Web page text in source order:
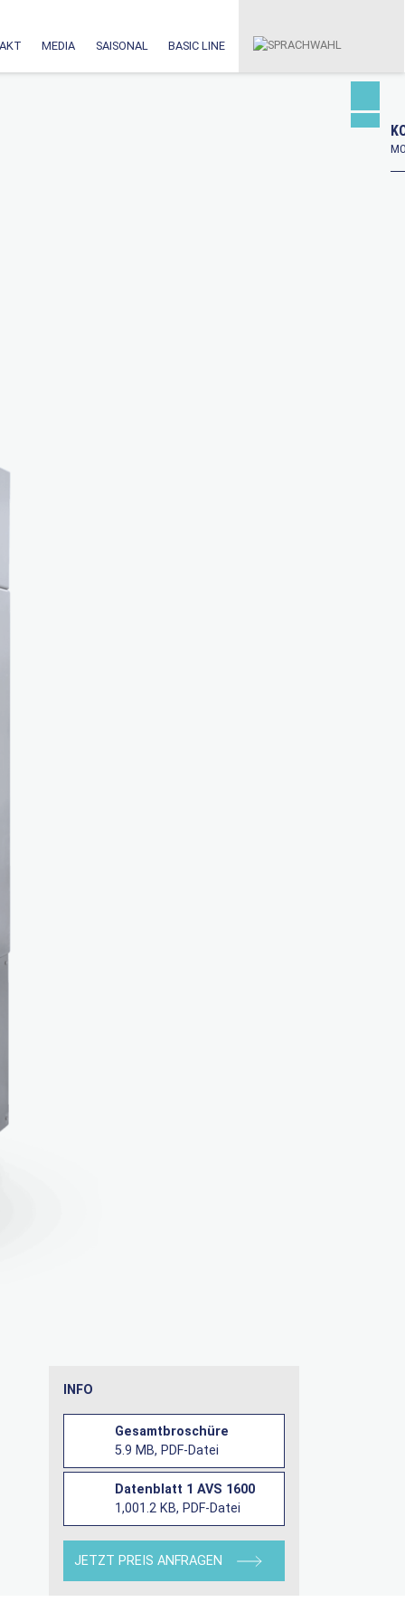
MEDIA SAISONAL BASIC LINE
INFO
Gesamtbroschüre
5.9 MB, PDF-Datei
Datenblatt 1 AVS 1600
1,001.2 KB, PDF-Datei
JETZT PREIS ANFRAGEN